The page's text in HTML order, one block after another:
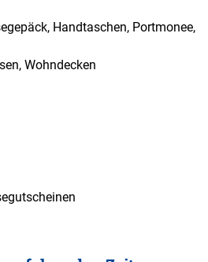
Handtaschen, Portmonee,
Wohndecken